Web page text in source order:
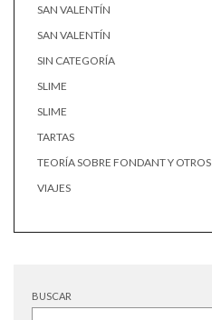
SAN VALENTÍN
SAN VALENTÍN
SIN CATEGORÍA
SLIME
SLIME
TARTAS
TEORÍA SOBRE FONDANT Y OTROS
VIAJES
BUSCAR